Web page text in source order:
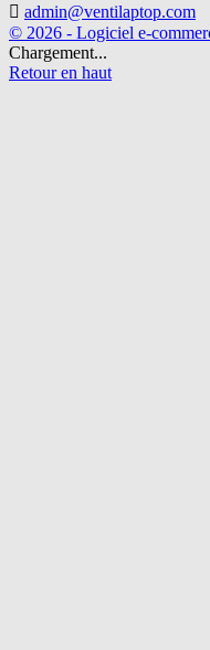
 admin@ventilaptop.com
© 2026 - Logiciel e-
Chargement...
Retour en haut